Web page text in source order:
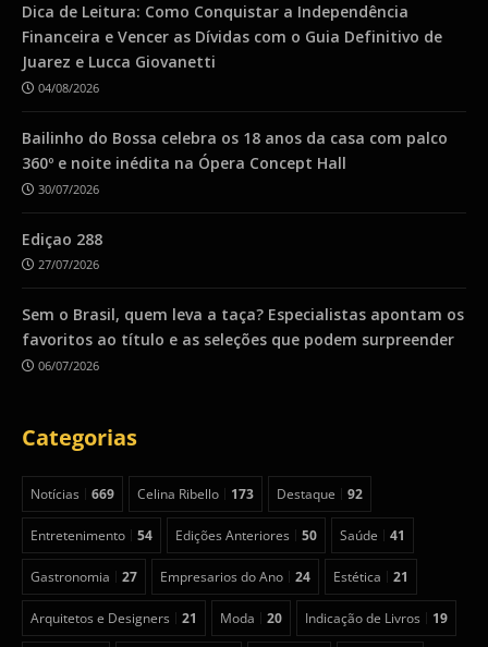
Dica de Leitura: Como Conquistar a Independência
Financeira e Vencer as Dívidas com o Guia Definitivo de
Juarez e Lucca Giovanetti
04/08/2026
Bailinho do Bossa celebra os 18 anos da casa com palco
360º e noite inédita na Ópera Concept Hall
30/07/2026
Ediçao 288
27/07/2026
Sem o Brasil, quem leva a taça? Especialistas apontam os
favoritos ao título e as seleções que podem surpreender
06/07/2026
Categorias
Notícias 669 Celina Ribello 173 Destaque 92
Entretenimento 54 Edições Anteriores 50 Saúde 41
Gastronomia 27 Empresarios do Ano 24 Estética 21
Arquitetos e Designers 21 Moda 20 Indicação de Livros 19